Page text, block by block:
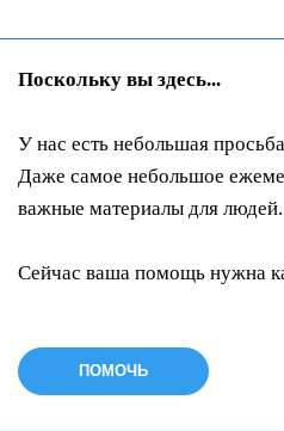
Поскольку вы здесь...
У нас есть небольшая
Даже самое небольшое
важные материалы для людей.
Сейчас ваша помощь нужна
ПОМОЧЬ